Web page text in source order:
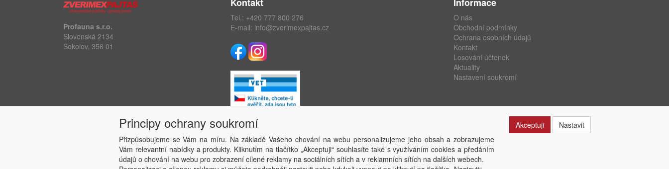
Profauna s.r.o.
Slovenská 2134
Sokolov, 356 01
Tel.: +420 777 800 276
E-mail: info@zverimexpajtas.cz
O nás
Obchodní podmínky
Ochrana osobních údajů
Kontakt
Losování účtenek
Aktuality
Nastavení soukromí
Copyright © ABRA Software a.s. 2020
Principy ochrany soukromí
Přizpůsobujeme se Vám na míru. Na základě Vašeho chování na webu personalizujeme jeho obsah a zobrazujeme
Vám relevantní nabídky a produkty. Kliknutím na tlačítko „Akceptuji“ souhlasíte také s využíváním cookies a předáním
údajů o chování na webu pro zobrazení cílené reklamy na sociálních sítích a v reklamních sítích na dalších webech.
Akceptuji Nastavit